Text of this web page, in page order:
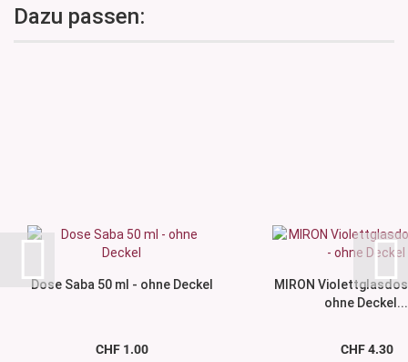
Dazu passen:
Dose Saba 50 ml - ohne Deckel
CHF 1.00
MIRON
ohne Deckel...
CHF 4.30